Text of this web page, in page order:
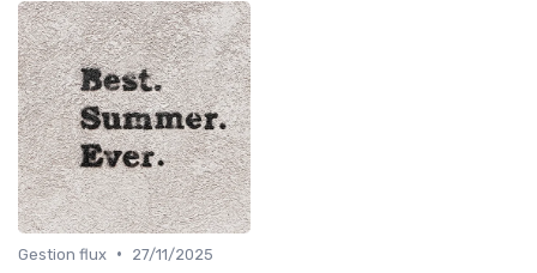
Gestion flux •
27/11/2025